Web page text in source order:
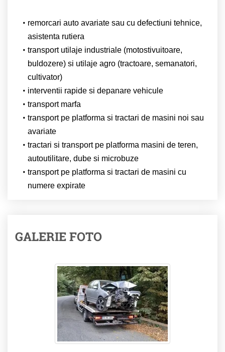
remorcari auto avariate sau cu defectiuni tehnice,
asistenta rutiera
transport utilaje industriale (motostivuitoare,
buldozere) si utilaje agro (tractoare, semanatori,
cultivator)
interventii rapide si depanare vehicule
transport marfa
transport pe platforma si tractari de masini noi sau
avariate
tractari si transport pe platforma masini de teren,
autoutilitare, dube si microbuze
transport pe platforma si tractari de masini cu
numere expirate
GALERIE FOTO